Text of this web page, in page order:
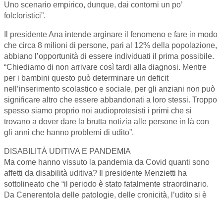
Uno scenario empirico, dunque, dai contorni un po’
folcloristici”.
Il presidente Ana intende arginare il fenomeno e fare in modo
che circa 8 milioni di persone, pari al 12% della popolazione,
abbiano l’opportunità di essere individuati il prima possibile.
“Chiediamo di non arrivare così tardi alla diagnosi. Mentre
per i bambini questo può determinare un deficit
nell’inserimento scolastico e sociale, per gli anziani non può
significare altro che essere abbandonati a loro stessi. Troppo
spesso siamo proprio noi audioprotesisti i primi che si
trovano a dover dare la brutta notizia alle persone in là con
gli anni che hanno problemi di udito”.
DISABILITÀ UDITIVA E PANDEMIA
Ma come hanno vissuto la pandemia da Covid quanti sono
affetti da disabilità uditiva? Il presidente Menzietti ha
sottolineato che “il periodo è stato fatalmente straordinario.
Da Cenerentola delle patologie, delle cronicità, l’udito si è